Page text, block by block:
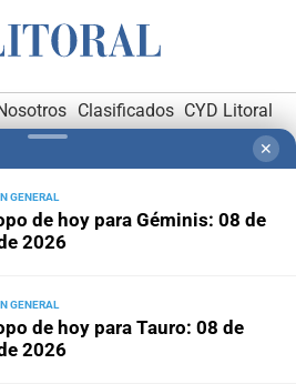
Clasificados CYD Litoral
VivíMejor SF
Puerto Negocios
1979)
✕
GENERAL
de hoy para Géminis: 08 de
2026
GENERAL
de hoy para Tauro: 08 de
2026